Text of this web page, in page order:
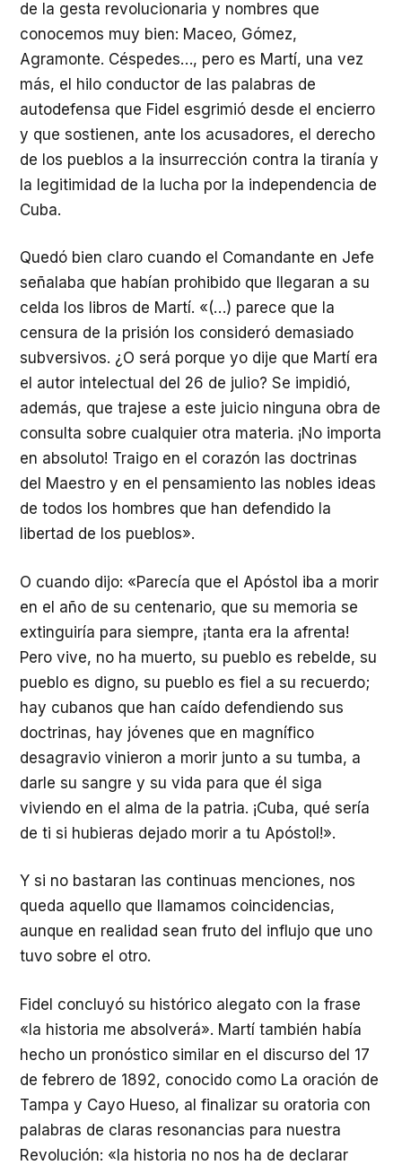
de la gesta revolucionaria y nombres que
conocemos muy bien: Maceo, Gómez,
Agramonte. Céspedes…, pero es Martí, una vez
más, el hilo conductor de las palabras de
autodefensa que Fidel esgrimió desde el encierro
y que sostienen, ante los acusadores, el derecho
de los pueblos a la insurrección contra la tiranía y
la legitimidad de la lucha por la independencia de
Cuba.
Quedó bien claro cuando el Comandante en Jefe
señalaba que habían prohibido que llegaran a su
celda los libros de Martí. «(…) parece que la
censura de la prisión los consideró demasiado
subversivos. ¿O será porque yo dije que Martí era
el autor intelectual del 26 de julio? Se impidió,
además, que trajese a este juicio ninguna obra de
consulta sobre cualquier otra materia. ¡No importa
en absoluto! Traigo en el corazón las doctrinas
del Maestro y en el pensamiento las nobles ideas
de todos los hombres que han defendido la
libertad de los pueblos».
O cuando dijo: «Parecía que el Apóstol iba a morir
en el año de su centenario, que su memoria se
extinguiría para siempre, ¡tanta era la afrenta!
Pero vive, no ha muerto, su pueblo es rebelde, su
pueblo es digno, su pueblo es fiel a su recuerdo;
hay cubanos que han caído defendiendo sus
doctrinas, hay jóvenes que en magnífico
desagravio vinieron a morir junto a su tumba, a
darle su sangre y su vida para que él siga
viviendo en el alma de la patria. ¡Cuba, qué sería
de ti si hubieras dejado morir a tu Apóstol!».
Y si no bastaran las continuas menciones, nos
queda aquello que llamamos coincidencias,
aunque en realidad sean fruto del influjo que uno
tuvo sobre el otro.
Fidel concluyó su histórico alegato con la frase
«la historia me absolverá». Martí también había
hecho un pronóstico similar en el discurso del 17
de febrero de 1892, conocido como La oración de
Tampa y Cayo Hueso, al finalizar su oratoria con
palabras de claras resonancias para nuestra
Revolución: «la historia no nos ha de declarar